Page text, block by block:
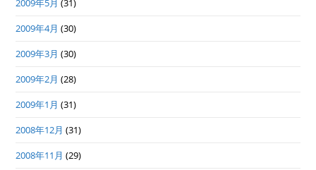
2009年5月 (31)
2009年4月 (30)
2009年3月 (30)
2009年2月 (28)
2009年1月 (31)
2008年12月 (31)
2008年11月 (29)